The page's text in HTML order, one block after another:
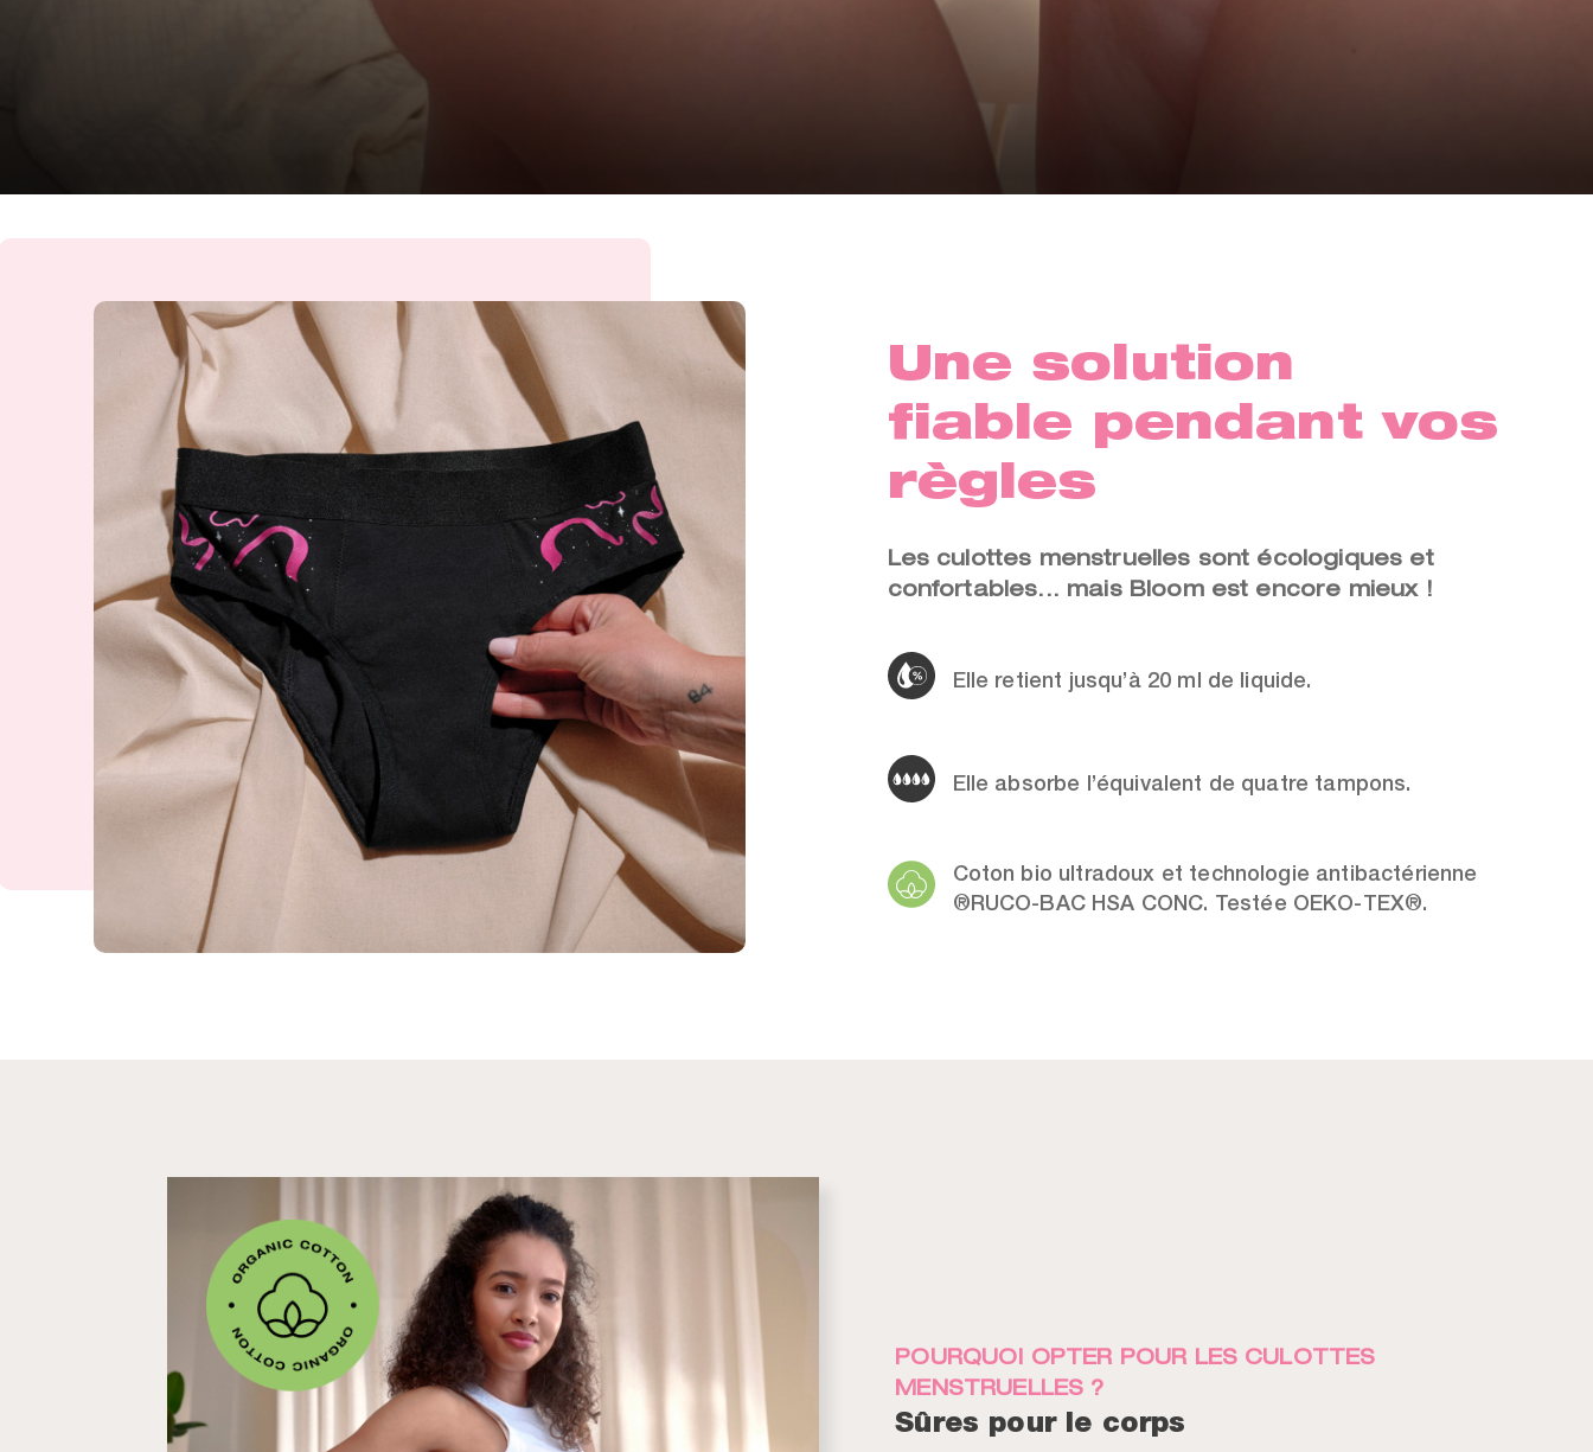
Une solution
fiable pendant vos
règles
Les culottes menstruelles sont écologiques et
confortables... mais Bloom est encore mieux !
Elle retient jusqu’à 20 ml de liquide.
Elle absorbe l’équivalent de quatre tampons.
Coton bio ultradoux et technologie antibactérienne
®RUCO-BAC HSA CONC. Testée OEKO-TEX®.
POURQUOI OPTER POUR LES CULOTTES
MENSTRUELLES ?
Sûres pour le corps